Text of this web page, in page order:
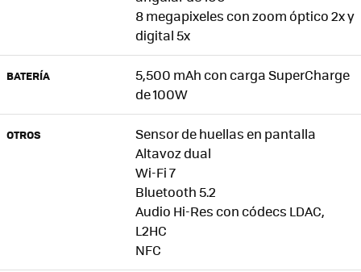
8 megapixeles con zoom óptico 2x y
digital 5x
BATERÍA
5,500 mAh con carga SuperCharge
de 100W
OTROS
Sensor de huellas en pantalla
Altavoz dual
Wi-Fi 7
Bluetooth 5.2
Audio Hi-Res con códecs LDAC,
L2HC
NFC